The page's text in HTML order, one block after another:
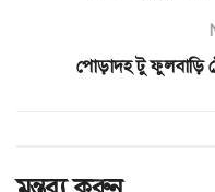
পোড়াদহ টু ফুলবাড়ি